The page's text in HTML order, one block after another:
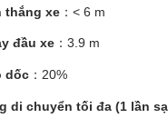
thắng xe：< 6 m
đầu xe：3.9 m
dốc：20%
di chuyển tối đa (1 lần